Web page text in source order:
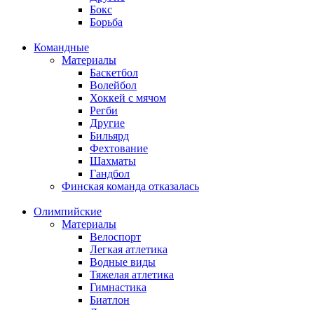
Бокс
Борьба
Командные
Материалы
Баскетбол
Волейбол
Хоккей с мячом
Регби
Другие
Бильярд
Фехтование
Шахматы
Гандбол
Финская команда отказалась
Олимпийские
Материалы
Велоспорт
Легкая атлетика
Водные виды
Тяжелая атлетика
Гимнастика
Биатлон